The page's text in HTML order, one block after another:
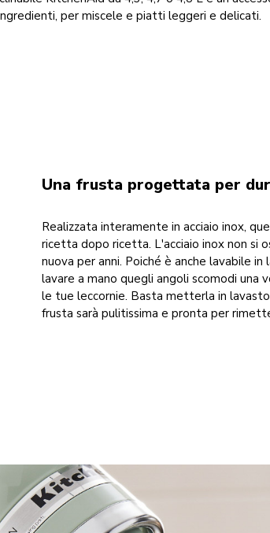
per miscele e piatti leggeri e delicati.
Una frusta progettata per
Realizzata interamente in acciaio inox,
ricetta dopo ricetta. L'acciaio inox non si
nuova per anni. Poiché è anche lavabile
lavare a mano quegli angoli scomodi una
le tue leccornie. Basta metterla in
frusta sarà pulitissima e pronta per